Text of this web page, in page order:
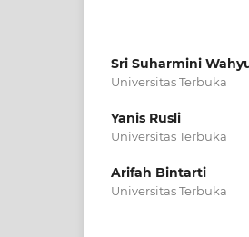
Sri Suharmini
Universitas Terbuka
Yanis Rusli
Universitas Terbuka
Arifah Bintarti
Universitas Terbuka